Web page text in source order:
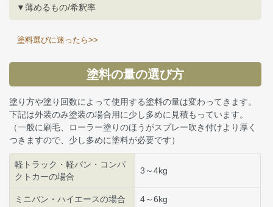
▼薄めるもの/希釈率
塗料選びに迷ったら>>
塗料の量の選び方
塗り方や塗り回数によって使用する塗料の量は変わってきます。
下記は外装のみ塗装の場合用に少し多めに見積もっています。
（一般に刷毛、ローラー塗りのほうがスプレー吹き付けより厚く
つきますので、少し多めに塗料が必要です）
軽トラック・軽バン・コンパ
クトカーの場合
3～4kg
ミニバン・ハイエースの場合 4～6kg